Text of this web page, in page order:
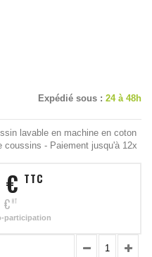
Expédié sous : 24 à 48h
lavable en machine en coton
coussins - Paiement jusqu'à 12x
TTC
€ HT
participation